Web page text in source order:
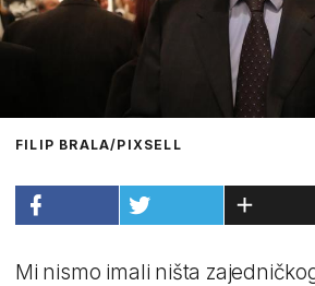
FILIP BRALA/PIXSELL
Mi nismo imali ništa